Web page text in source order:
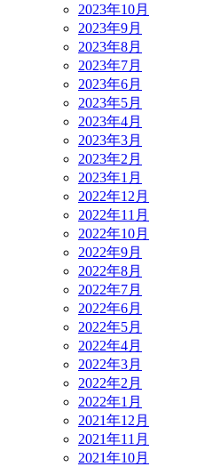
2023年10月
2023年9月
2023年8月
2023年7月
2023年6月
2023年5月
2023年4月
2023年3月
2023年2月
2023年1月
2022年12月
2022年11月
2022年10月
2022年9月
2022年8月
2022年7月
2022年6月
2022年5月
2022年4月
2022年3月
2022年2月
2022年1月
2021年12月
2021年11月
2021年10月